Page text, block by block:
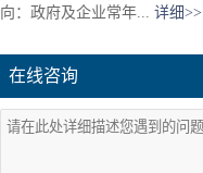
向：政府及企业常年... 详细>>
在线咨询